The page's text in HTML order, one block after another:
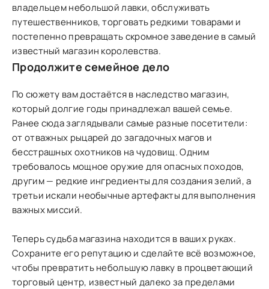
владельцем небольшой лавки, обслуживать
путешественников, торговать редкими товарами и
постепенно превращать скромное заведение в самый
известный магазин королевства.
Продолжите семейное дело
По сюжету вам достаётся в наследство магазин,
который долгие годы принадлежал вашей семье.
Ранее сюда заглядывали самые разные посетители:
от отважных рыцарей до загадочных магов и
бесстрашных охотников на чудовищ. Одним
требовалось мощное оружие для опасных походов,
другим — редкие ингредиенты для создания зелий, а
третьи искали необычные артефакты для выполнения
важных миссий.
Теперь судьба магазина находится в ваших руках.
Сохраните его репутацию и сделайте всё возможное,
чтобы превратить небольшую лавку в процветающий
торговый центр, известный далеко за пределами